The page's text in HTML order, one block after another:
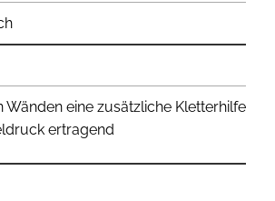
Wänden eine zusätzliche Kletterhilfe
ertragend